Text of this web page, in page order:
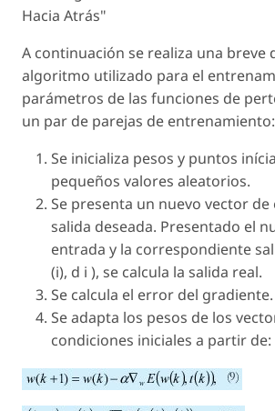
Hacia Atrás"
A continuación se realiza una breve
algoritmo utilizado para el
parámetros de las funciones de
un par de parejas de entrenamiento:
Se inicializa pesos y puntos
pequeños valores aleatorios.
Se presenta un nuevo vector de
salida deseada. Presentado el
entrada y la correspondiente
(i), d i ), se calcula la salida real.
Se calcula el error del gradiente.
Se adapta los pesos de los
condiciones iniciales a partir de: